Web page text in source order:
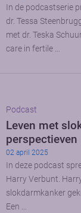
In de podcastserie
dr. Tessa
met dr. Teska
care in fertile …
Podcast
Leven met
perspectieven
02 april 2025
In deze podcast
Harry Verbunt.
slokdarmkanker
Een …